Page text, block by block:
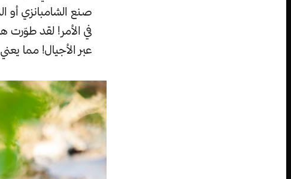
صنع الشامبانزي أو
في الأمر! لقد طوّرت
عبر الأجيال! مما